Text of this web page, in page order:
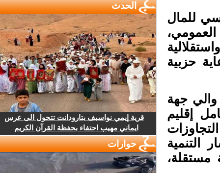
للمال
حزبية
جهة
إقليم
الحدث
قرية إيمي نواسيف بتارودانت تتحول الى عرس
ايماني مهيب احتفاء بحفظة القرآن الكريم
حوارات